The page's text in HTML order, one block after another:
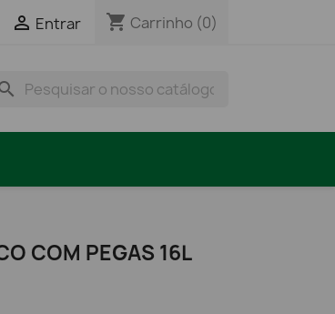
 Entrar shopping_cart Carrinho (0)
COM PEGAS 16L